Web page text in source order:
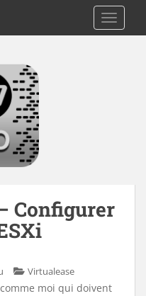
Configurer
Virtualease
moi qui doivent